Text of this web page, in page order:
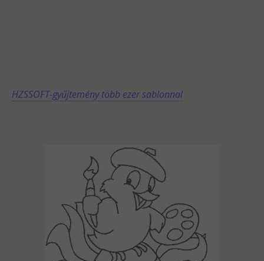
HZSSOFT-gyűjtemény több ezer sablonnal